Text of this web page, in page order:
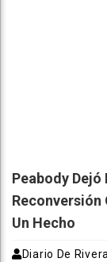
Peabody Dejó
Reconversión
Un Hecho
Diario De